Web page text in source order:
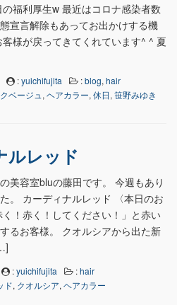
福利厚生w 最近はコロナ感染者数
宣言解除もあってお出かけする機
様が戻ってきてくれています^ ^ 夏
:yuichifujita :blog, hair
ベージュ , ヘアカラー, 休日, 笹野みゆき
ルレッド
美容室bluの藤田です。 今週もあり
。 カーディナルレッド 〈本日のお
！赤く！してください！」と赤い
るお客様。 クオルシアから出た新
:yuichifujita :hair
ド, クオルシア, ヘアカラー